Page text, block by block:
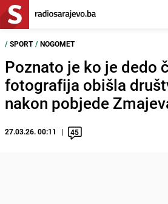
/ SPORT / NOGOMET
Poznato je ko je dedo
fotografija obišla
nakon pobjede
27.03.26. 00:11 45